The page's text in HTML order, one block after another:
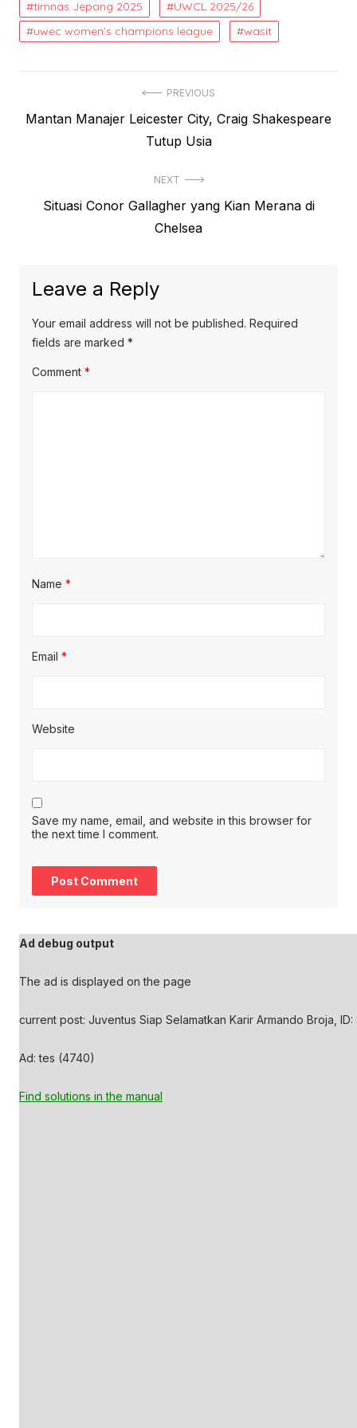
timnas Jepang 2025
UWCL 2025/26
uwec women’s champions league
wasit
navigation
PREVIOUS
Previous
Mantan Manajer Leicester City, Craig Shakespeare
Tutup Usia
NEXT
NextSituasi Conor Gallagher yang Kian Merana di
Chelsea
Leave a Reply
Your email address will not be published. Required
fields are marked *
Comment *
Name *
Email *
Website
Save my name, email, and website in this browser for
the next time I comment.
Ad debug output
The ad is displayed on the page
current post: Juventus Siap Selamatkan Karir Armando Broja, ID:
Ad: tes (4740)
Find solutions in the manual